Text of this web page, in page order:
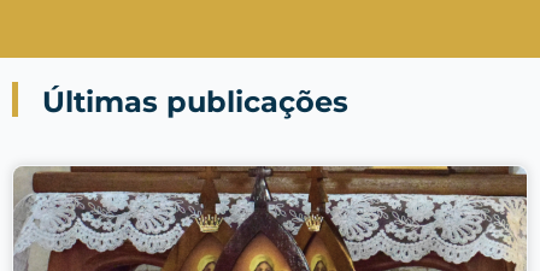
Últimas publicações